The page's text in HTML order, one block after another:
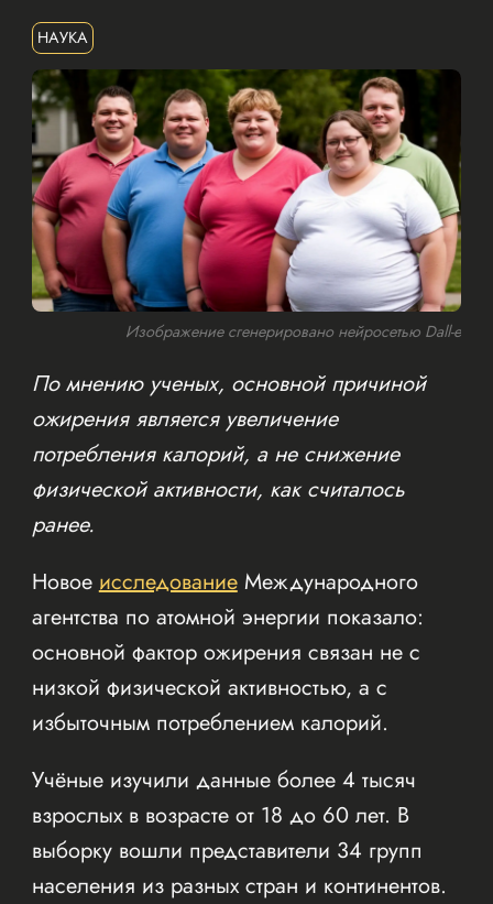
НАУКА
Изображение сгенерировано нейросетью Dall-e
По мнению ученых, основной причиной
ожирения является увеличение
потребления калорий, а не снижение
физической активности, как считалось
ранее.
Новое исследованиеМеждународного
агентства по атомной энергии показало:
основной фактор ожирения связан не с
низкой физической активностью, а с
избыточным потреблением калорий.
Учёные изучили данные более 4 тысяч
взрослых в возрасте от 18 до 60 лет. В
выборку вошли представители 34 групп
населения из разных стран и континентов.